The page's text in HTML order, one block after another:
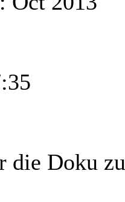
Doku